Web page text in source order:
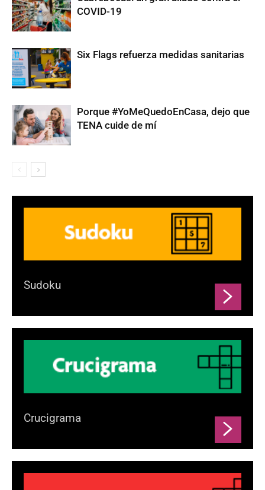
COVID-19
Six Flags refuerza medidas sanitarias
Porque #YoMeQuedoEnCasa, dejo que
TENA cuide de mí
Sudoku
Crucigrama